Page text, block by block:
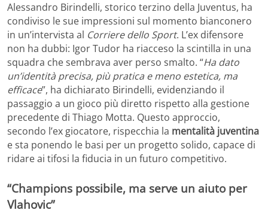
Alessandro Birindelli, storico terzino della Juventus, ha
condiviso le sue impressioni sul momento bianconero
in un’intervista al Corriere dello Sport. L’ex difensore
non ha dubbi: Igor Tudor ha riacceso la scintilla in una
squadra che sembrava aver perso smalto. “Ha dato
un’identità precisa, più pratica e meno estetica, ma
efficace”, ha dichiarato Birindelli, evidenziando il
passaggio a un gioco più diretto rispetto alla gestione
precedente di Thiago Motta. Questo approccio,
secondo l’ex giocatore, rispecchia la mentalità juventina
e sta ponendo le basi per un progetto solido, capace di
ridare ai tifosi la fiducia in un futuro competitivo.
“Champions possibile, ma serve un aiuto per
Vlahovic”